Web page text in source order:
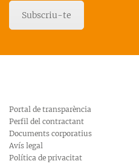
Subscriu-te
Portal de transparència
Perfil del contractant
Documents corporatius
Avís legal
Política de privacitat